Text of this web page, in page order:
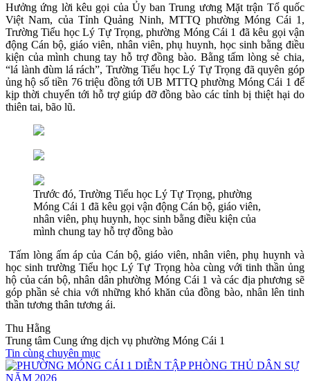
Hưởng ứng lời kêu gọi của Ủy ban Trung ương Mặt trận Tổ quốc
Việt Nam, của Tỉnh Quảng Ninh, MTTQ phường Móng Cái 1,
Trường Tiểu học Lý Tự Trọng, phường Móng Cái 1 đã kêu gọi vận
động Cán bộ, giáo viên, nhân viên, phụ huynh, học sinh bằng điều
kiện của mình chung tay hỗ trợ đồng bào. Bằng tấm lòng sẻ chia,
“lá lành đùm lá rách”, Trường Tiểu học Lý Tự Trọng đã quyên góp
ủng hộ số tiền 76 triệu đồng tới UB MTTQ phường Móng Cái 1 để
kịp thời chuyển tới hỗ trợ giúp đỡ đồng bào các tỉnh bị thiệt hại do
thiên tai, bão lũ.
Trước đó, Trường Tiểu học Lý Tự Trọng, phường
Móng Cái 1 đã kêu gọi vận động Cán bộ, giáo viên,
nhân viên, phụ huynh, học sinh bằng điều kiện của
mình chung tay hỗ trợ đồng bào
Tấm lòng ấm áp của Cán bộ, giáo viên, nhân viên, phụ huynh và
học sinh trường Tiểu học Lý Tự Trọng hòa cùng với tinh thần ủng
hộ của cán bộ, nhân dân phường Móng Cái 1 và các địa phương sẽ
góp phần sẻ chia với những khó khăn của đồng bào, nhân lên tinh
thần tương thân tương ái.
Thu Hằng
Trung tâm Cung ứng dịch vụ phường Móng Cái 1
Tin cùng chuyên mục